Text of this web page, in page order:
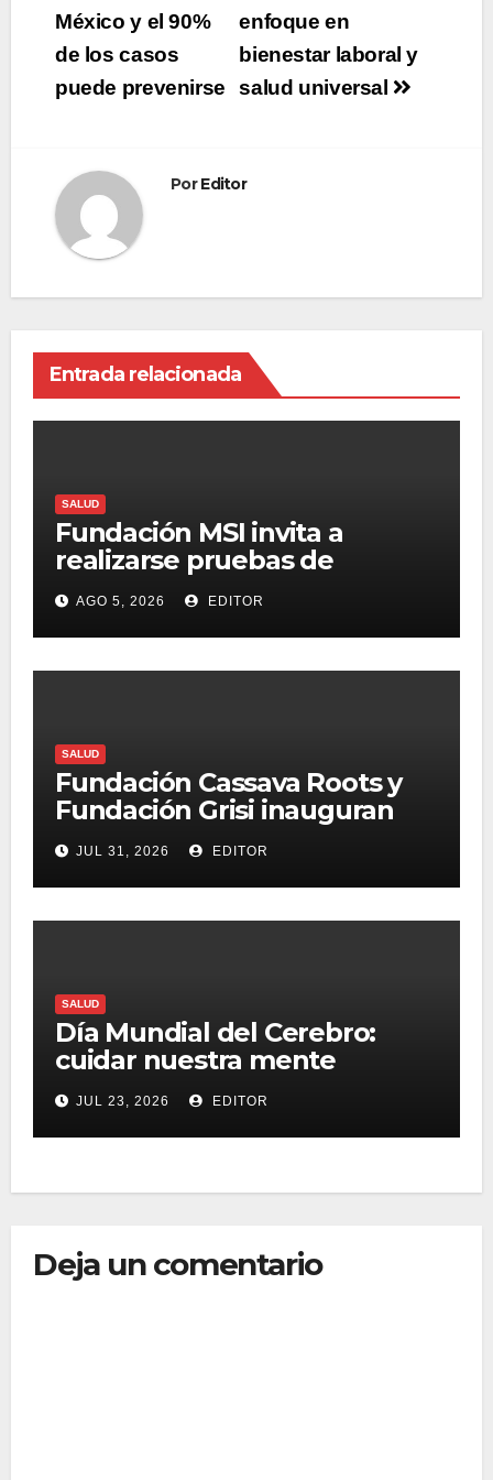
enfoque en
bienestar laboral y
salud universal
México y el 90%
de los casos
puede prevenirse
PorEditor
Entrada relacionada
SALUD
Fundación MSI invita a
realizarse pruebas de
detección de ITS tras la
temporada futbolera
AGO 5, 2026 EDITOR
SALUD
Fundación Cassava Roots y
Fundación Grisi inauguran
ludoteca hospitalaria en el
Hospital Infantil de México
JUL 31, 2026 EDITOR
SALUD
Día Mundial del Cerebro:
cuidar nuestra mente
también es una forma de
vivir mejor
JUL 23, 2026 EDITOR
Deja un comentario